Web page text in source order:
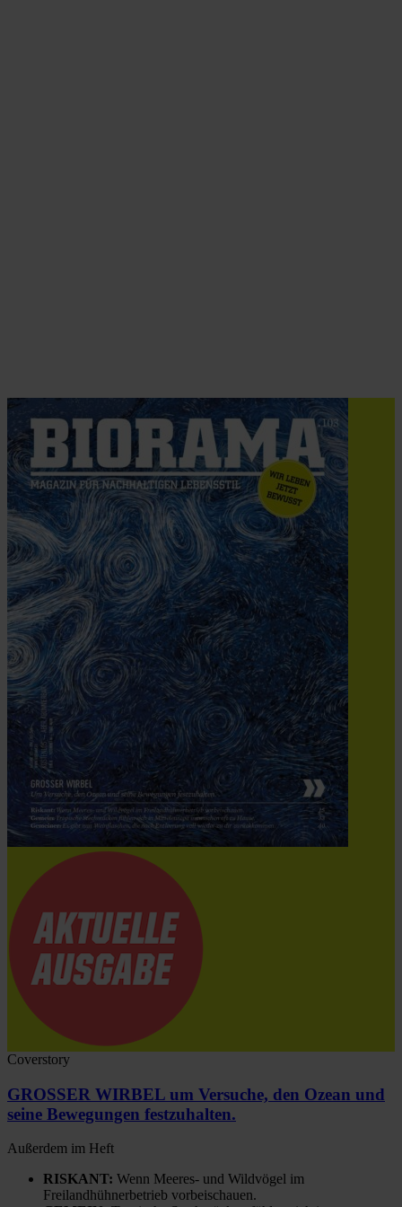
Coverstory
GROSSER WIRBEL um Versuche, den Ozean und
seine Bewegungen festzuhalten.
Außerdem im Heft
RISKANT: Wenn Meeres- und Wildvögel im
Freilandhühnerbetrieb vorbeischauen.